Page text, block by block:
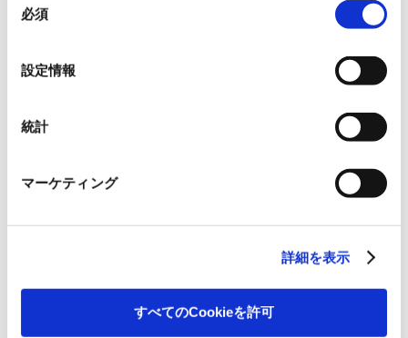
いるので、ご注意ください。これらのクッキーが受け入
れられない場合、本ウェブサイトの機能が制限される場
必須
設定情報
統計
マーケティング
詳細を表示
すべてのCookieを許可
enhance our website to provide stakeholders with easy-to-understand and
For inquiries regarding this matter, please contact: